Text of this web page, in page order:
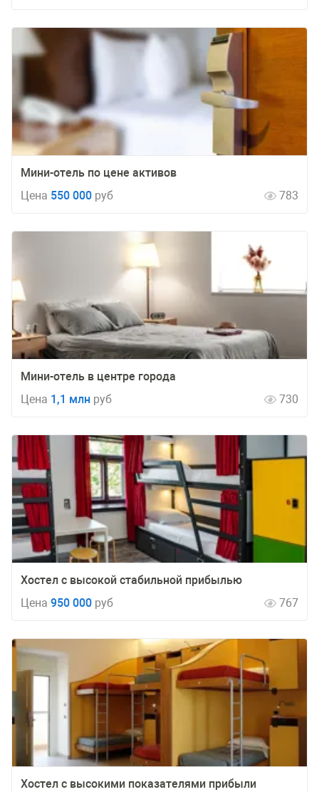
Мини-отель по цене активов
Цена 550 000 руб 783
Мини-отель в центре города
Цена 1,1 млн руб 730
Хостел с высокой стабильной прибылью
Цена 950 000 руб 767
Хостел с высокими показателями прибыли